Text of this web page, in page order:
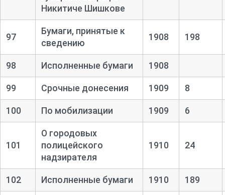
Никитиче Шишкове
97
Бумаги, принятые к
сведению
1908 198
98 Исполненные бумаги 1908
99 Срочные донесения 1909 8
100 По мобилизации 1909 6
101
О городовых
полицейского
надзирателя
1910 24
102 Исполненные бумаги 1910 189